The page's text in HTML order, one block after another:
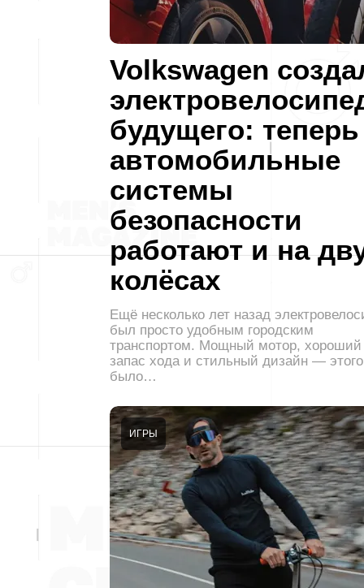
Volkswagen
будущего: теперь
автомобильные
системы
безопасности
работают и на
колёсах
Ещё несколько лет назад
был просто удобным городским
транспортом. Мощный мотор, хороший
запас хода и стильный дизайн — этого
было…
ИГРЫ